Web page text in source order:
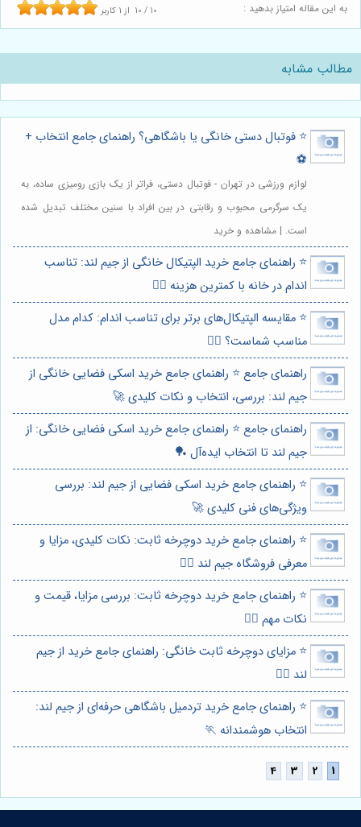
به این مقاله امتیاز بدهید : 10 / 10 از 1 کاربر
مطالب مشابه
⭐️ فوتبال دستی خانگی یا باشگاهی؟ راهنمای جامع انتخاب +
⚽️
لوازم ورزشی در تهران - فوتبال دستی، فراتر از یک بازی رومیزی ساده، به
یک سرگرمی محبوب و رقابتی در بین افراد با سنین مختلف تبدیل شده
است. | مشاهده و خرید
⭐️ راهنمای جامع خرید الپتیکال خانگی از جیم لند: تناسب
اندام در خانه با کمترین هزینه 🏃‍♀️
⭐️ مقایسه الپتیکال‌های برتر برای تناسب اندام: کدام مدل
مناسب شماست؟ 🏃‍♀️
راهنمای جامع ⭐️ راهنمای جامع خرید اسکی فضایی خانگی از
جیم لند: بررسی، انتخاب و نکات کلیدی 🚀
راهنمای جامع ⭐️ راهنمای جامع خرید اسکی فضایی خانگی: از
جیم لند تا انتخاب ایده‌آل 🏓
⭐️ راهنمای جامع خرید اسکی فضایی از جیم لند: بررسی
ویژگی‌های فنی کلیدی 🚀
⭐️ راهنمای جامع خرید دوچرخه ثابت: نکات کلیدی، مزایا و
معرفی فروشگاه جیم لند 🚴‍♀️
⭐️ راهنمای جامع خرید دوچرخه ثابت: بررسی مزایا، قیمت و
نکات مهم 🚴‍♀️
⭐️ مزایای دوچرخه ثابت خانگی: راهنمای جامع خرید از جیم
لند 🚴‍♀️
⭐️ راهنمای جامع خرید تردمیل باشگاهی حرفه‌ای از جیم لند:
انتخاب هوشمندانه 🏃